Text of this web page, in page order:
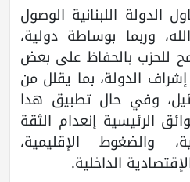
الدولة اللبنانية الوصول
وربما بوساطة دولية،
للحزب بالحفاظ على بعض
الدولة، بما يقلل من
وفي حال تطبيق هدا
الرئيسية إنعدام الثقة
والضغوط الإقليمية،
الداخلية.